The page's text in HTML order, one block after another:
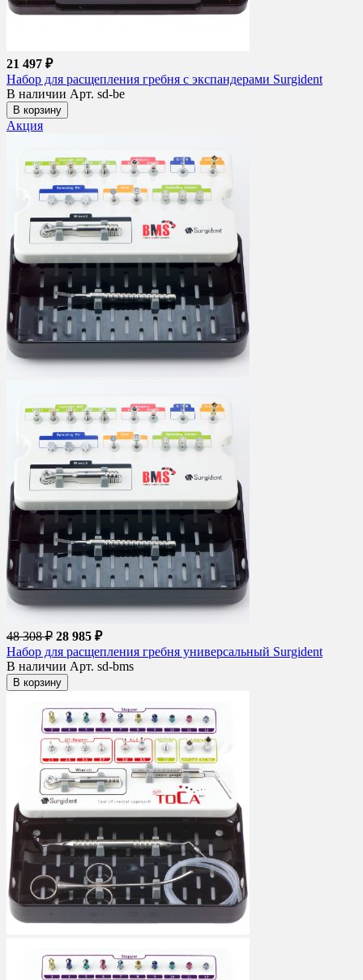
21 497 ₽
Набор для расщепления гребня с экспандерами Surgident
В наличии Арт. sd-be
В корзину
Акция
48 308 ₽ 28 985 ₽
Набор для расщепления гребня универсальный Surgident
В наличии Арт. sd-bms
В корзину